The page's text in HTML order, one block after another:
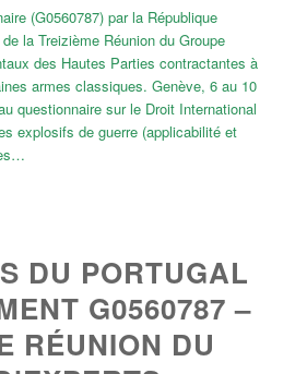
(G0560787) par la République
la Treizième Réunion du Groupe
des Hautes Parties contractantes à
armes classiques. Genève, 6 au 10
questionnaire sur le Droit International
explosifs de guerre (applicabilité et
DU PORTUGAL
G0560787 –
RÉUNION DU